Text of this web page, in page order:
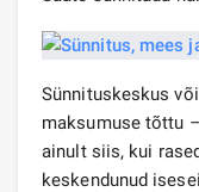
Sünnituskeskus
maksumuse tõttu
ainult siis, kui
keskendunud